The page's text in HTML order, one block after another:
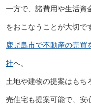
一方で、諸費用や生活資
をおこなうことが大切で
鹿児島市で不動産の売買
社へ。
土地や建物の提案はもち
売住宅も提案可能で、安